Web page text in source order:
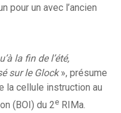
pour un avec l’ancien
la fin de l’été,
sur le Glock», présume
la cellule instruction au
(BOI) du 2e RIMa.